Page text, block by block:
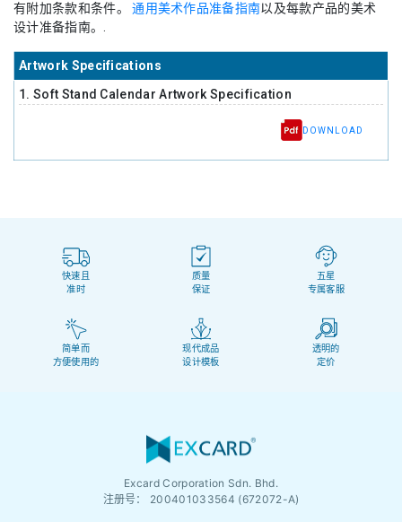
有附加条款和条件。通用美术作品准备指南以及每款产品的美术
设计准备指南。.
Artwork Specifications
1. Soft Stand Calendar Artwork Specification
DOWNLOAD
快速且
准时
质量
保证
五星
专属客服
简单而
方便使用的
现代成品
设计模板
透明的
定价
Excard Corporation Sdn. Bhd.
注册号： 200401033564 (672072-A)